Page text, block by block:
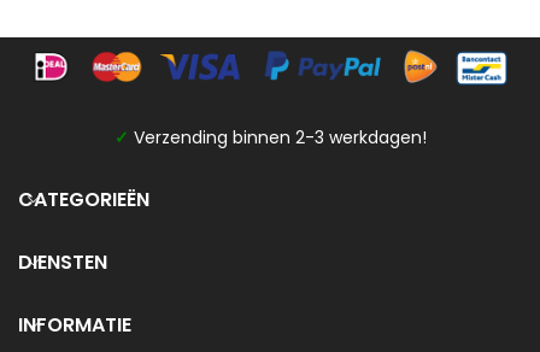
✓ Verzending binnen 2-3 werkdagen!
CATEGORIEËN
DIENSTEN
INFORMATIE